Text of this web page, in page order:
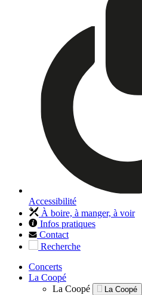
Accessibilité
À boire, à manger, à voir
Infos pratiques
Contact
Recherche
Concerts
La Coopé
La Coopé
La Coopé